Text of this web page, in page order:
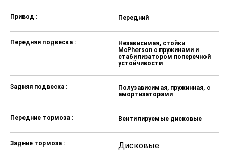
Привод :
Передняя подвеска :
Задняя подвеска :
Передние тормоза :
Задние тормоза :
Передний
Независимая, стойки
McPherson с пружинами и
стабилизатором поперечной
устойчивости
Полузависимая, пружинная, с
амортизаторами
Вентилируемые дисковые
Дисковые